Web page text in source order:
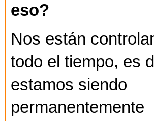
eso?
Nos están
todo el tiempo, es
estamos siendo
permanentemente